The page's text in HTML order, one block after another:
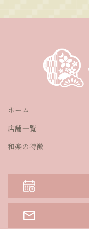
ホーム
店舗一覧
和楽の特徴